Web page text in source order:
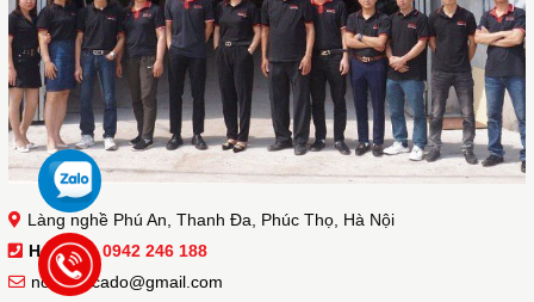
Làng nghề Phú An, Thanh Đa, Phúc Thọ, Hà Nội
Hotline :0942 246 188
noithatacado@gmail.com